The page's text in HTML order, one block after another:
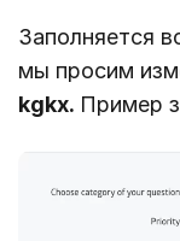
Заполняется
мы просим
kgkx. Пример